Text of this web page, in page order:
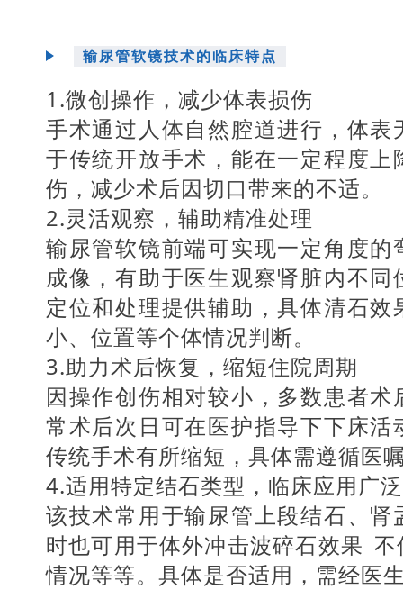
输尿管软镜技术的临床特点
1.微创操作，减少体表损伤
手术通过人体自然腔道进行，体表
于传统开放手术，能在一定程度上
伤，减少术后因切口带来的不适。
2.灵活观察，辅助精准处理
输尿管软镜前端可实现一定角度的
成像，有助于医生观察肾脏内不
定位和处理提供辅助，具体清石
小、位置等个体情况判断。
3.助力术后恢复，缩短住院周期
因操作创伤相对较小，多数患者
常术后次日可在医护指导下下床活
传统手术有所缩短，具体需遵循医
4.适用特定结石类型，临床应用广泛
该技术常用于输尿管上段结石、肾
时也可用于体外冲击波碎石效果 不
情况等等。具体是否适用，需经医